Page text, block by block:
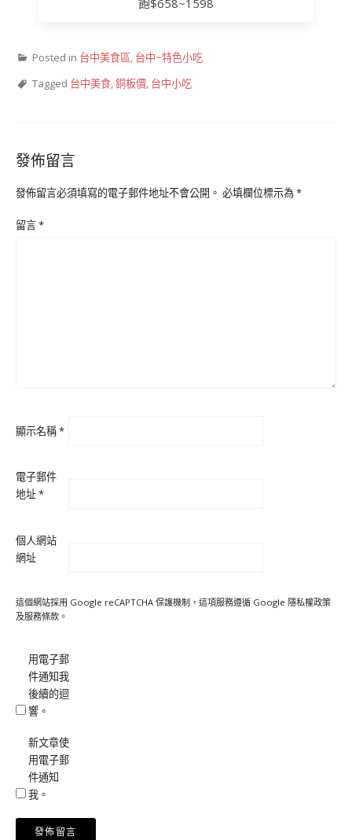
飽$658~1598
Posted in 台中美食區, 台中~特色小吃
Tagged 台中美食,銅板價, 台中小吃
發佈留言
發佈留言必須填寫的電子郵件地址不會公開。 必填欄位標示為*
留言*
顯示名稱*
電子郵件
地址*
個人網站
網址
這個網站採用 Google reCAPTCHA 保護機制，這項服務遵循 Google 隱私權政策
及服務條款 。
用電子郵
件通知我
後續的迴
響。
新文章使
用電子郵
件通知
我。